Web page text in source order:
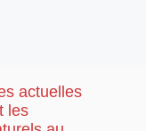
actuelles
les